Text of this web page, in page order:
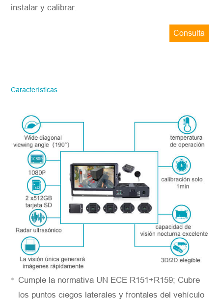
instalar y calibrar.
Consulta
región/país. ¡Te responderemos lo antes
Número del modelo
Introdúzcase*
Características
Cumple la normativa UN ECE R151+R159; Cubre
los puntos ciegos laterales y frontales del vehículo